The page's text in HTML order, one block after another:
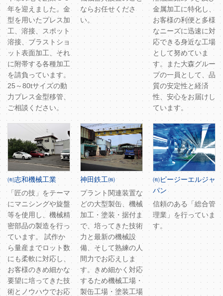
年を迎えました。金
型を用いたプレス加
工、溶接、スポット
溶接、ブラストショ
ット表面加工、それ
に附帯する各種加工
を請負っています。
25～80tサイズの動
力プレス金型移管、
ご相談ください。
ならお任せくださ
い。
金属加工に特化し、
お客様の利便と多様
なニーズに迅速に対
応できる身近な工場
として努めていま
す。また大森グルー
プの一員として、品
質の安定性と経済
性、安心をお届けし
ています。
㈲志和機械工業
「匠の技」をテーマ
にマニシングや旋盤
等を使用し、機械精
密部品の製造を行っ
ています。 試作か
ら量産までロット数
にも柔軟に対応し、
お客様のきめ細かな
要望に培ってきた技
術とノウハウでお応
神田鉄工㈱
プラント関連装置な
どの大型製缶、機械
加工・塗装・据付ま
で、培ってきた技術
力と最新の機械設
備、そして熟練の人
間力でお応えしま
す。きめ細かく対応
するため機械工場・
製缶工場・塗装工場
㈲ピージーエルジャ
パン
信頼のある「総合管
理業」を行っていま
す。